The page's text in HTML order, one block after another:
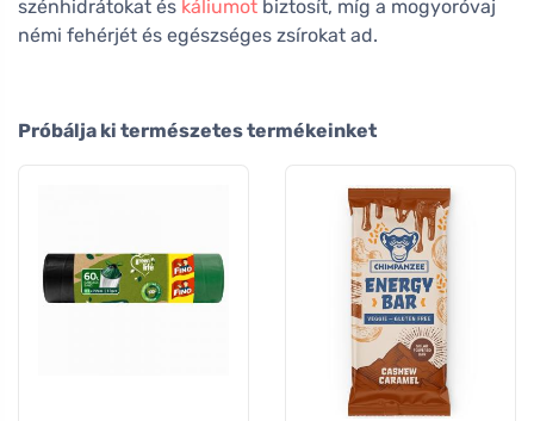
szénhidrátokat és káliumot biztosít, míg a mogyoróvaj
némi fehérjét és egészséges zsírokat ad.
Próbálja ki természetes termékeinket